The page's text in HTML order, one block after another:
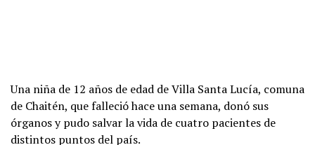
Una niña de 12 años de edad de Villa Santa Lucía, comuna
de Chaitén, que falleció hace una semana, donó sus
órganos y pudo salvar la vida de cuatro pacientes de
distintos puntos del país.